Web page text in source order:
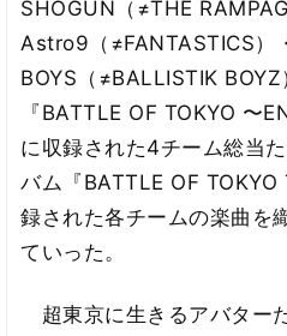
SHOGUN（≠THE
Astro9（≠FANTASTICS）
BOYS（≠BALLISTIK BOYZ
『BATTLE OF TOKYO 〜
に収録された4チーム総当
バム『BATTLE OF TOKYO
録された各チームの楽曲を
ていった。
超東京に生きるアバター